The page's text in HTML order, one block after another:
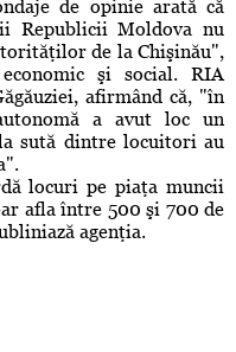
de opinie arată că
Republicii Moldova nu
de la Chişinău",
şi social. RIA
afirmând că, "în
a avut loc un
sută dintre locuitori au
locuri pe piaţa muncii
afla între 500 şi 700 de
agenţia.